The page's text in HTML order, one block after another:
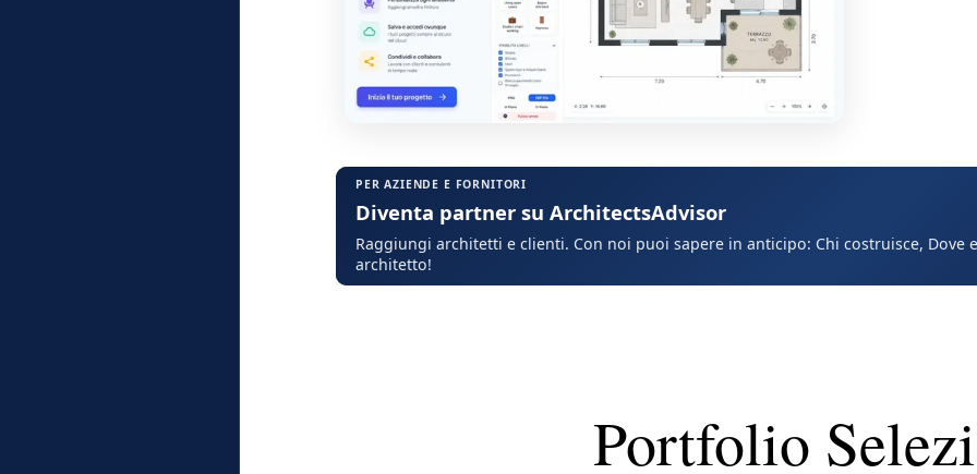
PER AZIENDE E FORNITORI
Diventa partner su ArchitectsAdvisor
Raggiungi architetti e clienti. Con noi puoi sapere in anticipo: Chi costruisce, Dove
architetto!
Portfolio